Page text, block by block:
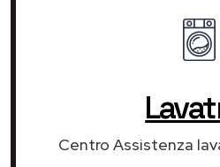
Centro Assistenza